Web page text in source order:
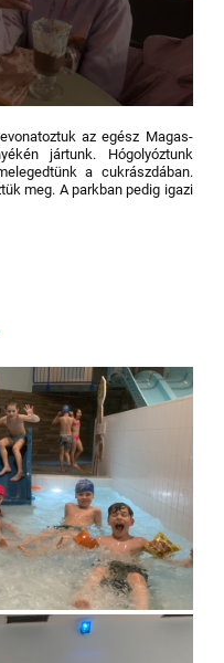
az egész Magas-
jártunk. Hógolyóztunk
a cukrászdában.
meg. A parkban pedig igazi